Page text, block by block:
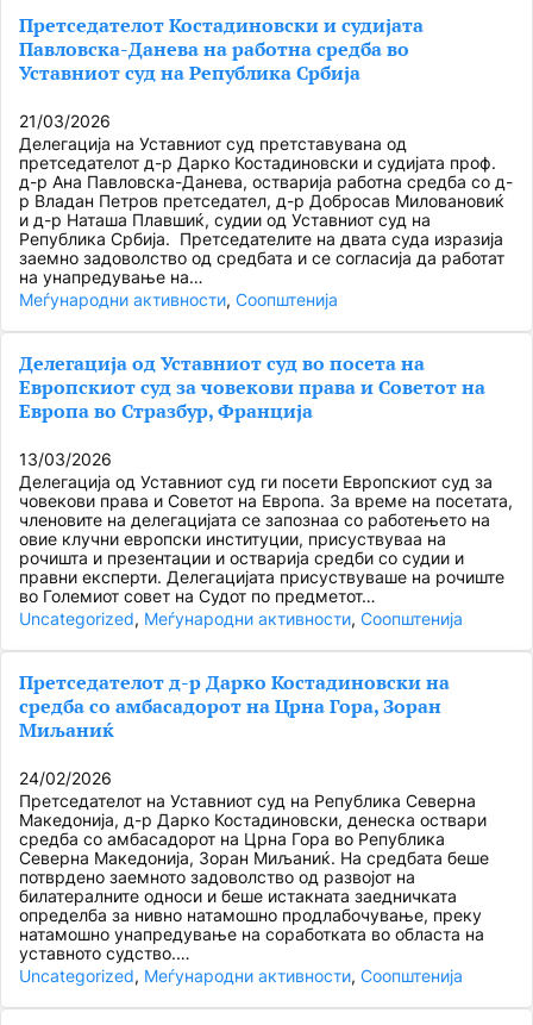
Претседателот Костадиновски и судијата
Павловска-Данева на работна средба во
Уставниот суд на Република Србија
21/03/2026
Делегација на Уставниот суд претставувана од
претседателот д-р Дарко Костадиновски и судијата проф.
д-р Ана Павловска-Данева, остварија работна средба со д-
р Владан Петров претседател, д-р Добросав Миловановиќ
и д-р Наташа Плавшиќ, судии од Уставниот суд на
Република Србија. Претседателите на двата суда изразија
заемно задоволство од средбата и се согласија да работат
на унапредување на…
Меѓународни активности, Соопштенија
Делегација од Уставниот суд во посета на
Европскиот суд за човекови права и Советот на
Европа во Стразбур, Франција
13/03/2026
Делегација од Уставниот суд ги посети Европскиот суд за
човекови права и Советот на Европа. За време на посетата,
членовите на делегацијата се запознаа со работењето на
овие клучни европски институции, присуствуваа на
рочишта и презентации и остварија средби со судии и
правни експерти. Делегацијата присуствуваше на рочиште
во Големиот совет на Судот по предметот…
Uncategorized, Меѓународни активности, Соопштенија
Претседателот д-р Дарко Костадиновски на
средба со амбасадорот на Црна Гора, Зоран
Миљаниќ
24/02/2026
Претседателот на Уставниот суд на Република Северна
Македонија, д-р Дарко Костадиновски, денеска оствари
средба со амбасадорот на Црна Гора во Република
Северна Македонија, Зоран Миљаниќ. На средбата беше
потврдено заемното задоволство од развојот на
билатералните односи и беше истакната заедничката
определба за нивно натамошно продлабочување, преку
натамошно унапредување на соработката во областа на
уставното судство.…
Uncategorized, Меѓународни активности, Соопштенија